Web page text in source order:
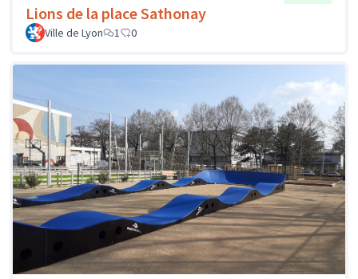
Lions de la place Sathonay
Ville de Lyon 1 0